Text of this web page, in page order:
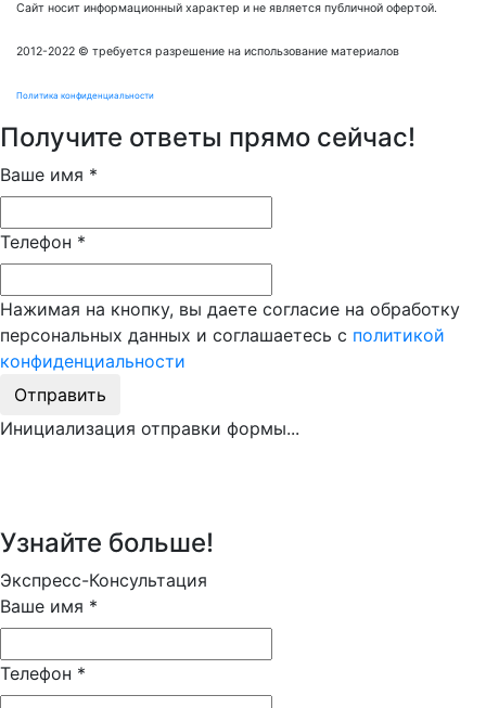
Сайт носит информационный характер и не является публичной офертой.
2012-2022 © требуется разрешение на использование материалов
Политика конфиденциальности
Получите ответы прямо сейчас!
Ваше имя *
Телефон *
Нажимая на кнопку, вы даете согласие на обработку
персональных данных и соглашаетесь с политикой
конфиденциальности
Отправить
Инициализация отправки формы...
Узнайте больше!
Экспресс-Консультация
Ваше имя *
Телефон *